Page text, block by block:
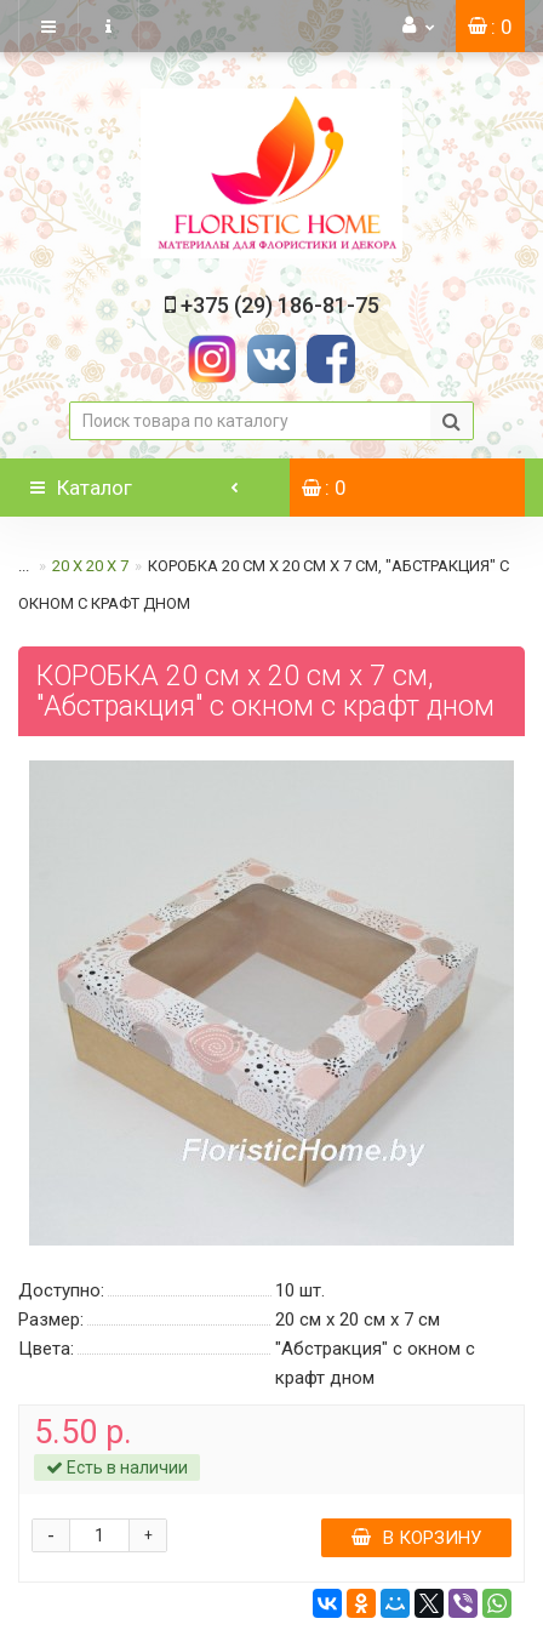
: 0
+375 (29) 186-81-75
Каталог : 0
... 20 Х 20 Х 7 КОРОБКА 20 СМ Х 20 СМ Х 7 СМ, "АБСТРАКЦИЯ" C
ОКНОМ С КРАФТ ДНОМ
КОРОБКА 20 см х 20 см х 7 см,
"Абстракция" c окном с крафт дном
Доступно: 10 шт.
Размер:
20 см х 20 см х 7 см
Цвета:
"Абстракция" c окном с
крафт дном
5.50 р.
Есть в наличии
+
- В КОРЗИНУ